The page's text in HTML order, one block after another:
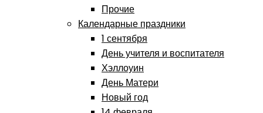
Прочие
Календарные праздники
1 сентября
День учителя и воспитателя
Хэллоуин
День Матери
Новый год